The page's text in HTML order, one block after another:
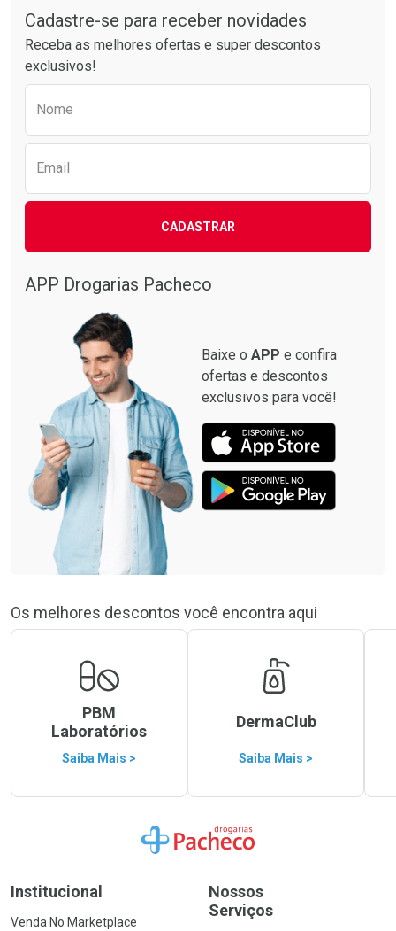
Cadastre-se para receber novidades
Receba as melhores ofertas e super descontos
exclusivos!
Nome
Email
CADASTRAR
APP Drogarias Pacheco
Baixe o APP e confira
ofertas e descontos
exclusivos para você!
Os melhores descontos você encontra aqui
PBM
Laboratórios
Saiba Mais >
DermaClub
Saiba Mais >
Ir para a Home
Institucional
Venda No Marketplace
Nossos
Serviços